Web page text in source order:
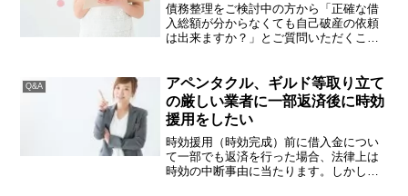
債務整理をご検討中の方から「正確な借
入総額が分からなくても自己破産の依頼
は出来ますか？」とご質問いただくこと
なくても大丈夫です。返済が出来なくて
どうしよう、返済のことを...
Q&A
アペンタクル、ギルド等取り立て
の厳しい業者に一部返済後に時効
援用をしたい
時効援用（時効完成）前に借入金につい
て一部でも返済を行った場合、法律上は
時効の中断事由に当たります。しかし、